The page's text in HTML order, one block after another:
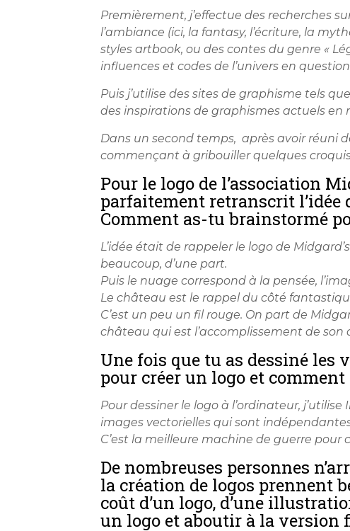
Premièrement, j’effectue des recherches
l’ambiance (ici, la fantasy, l’écriture, la
styles artbook, ou des contes du genre «
influences et codes de l’univers en
Puis j’utilise des sites de graphisme tels
des inspirations de graphismes actuels en
Dans un second temps, après avoir réuni
commençant à gribouiller quelques
Pour le logo de l’association
parfaitement retranscrit l’idée
Comment as-tu brainstormé
L’idée était de rappeler le logo de
beaucoup, d’une part.
Puis le nuage correspond à la pensée,
Le château est le rappel du côté
C’est un peu un fil rouge. On part de
château qui est l’accomplissement de son
Une fois que tu as dessiné
pour créer un logo et comment
Pour dessiner le logo à l’ordinateur,
images vectorielles qui sont
C’est la meilleure machine de guerre pour
De nombreuses personnes
la création de logos prennent
coût d’un logo, d’une
un logo et aboutir à la version